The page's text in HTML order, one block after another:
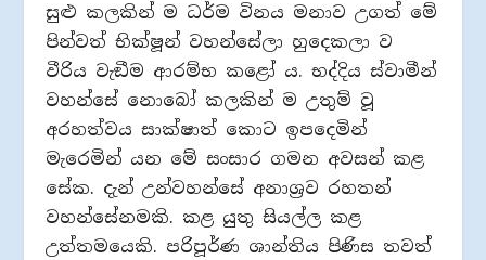
සුළු කලකින් ම ධර්ම විනය මනාව උගත් මේ
පින්වත් භික්ෂූන් වහන්සේලා හුදෙකලා ව
වීරිය වැඞීම ආරම්භ කළෝ ය. භද්දිය ස්වාමීන්
වහන්සේ නොබෝ කලකින් ම උතුම් වූ
අරහත්වය සාක්ෂාත් කොට ඉපදෙමින්
මැරෙමින් යන මේ සංසාර ගමන අවසන් කළ
සේක. දැන් උන්වහන්සේ අනාශ‍්‍රව රහතන්
වහන්සේනමකි. කළ යුතු සියල්ල කළ
උත්තමයෙකි. පරිපූර්ණ ශාන්තිය පිණිස තවත්